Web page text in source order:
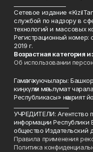
Сетевое издание
службой по надзору в
технологий и
Регистрационный
2019 г.
Возрастная категория
Об использовании
Гамәлгә куючылары:
киңкүләм мәгълүмат
Республикасы» нәшрият
УЧРЕДИТЕЛИ: Агентство
информации Республики
общество Издательский
Правила применения
Политика